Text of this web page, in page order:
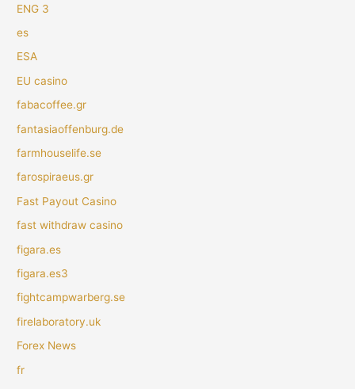
ENG 3
es
ESA
EU casino
fabacoffee.gr
fantasiaoffenburg.de
farmhouselife.se
farospiraeus.gr
Fast Payout Casino
fast withdraw casino
figara.es
figara.es3
fightcampwarberg.se
firelaboratory.uk
Forex News
fr